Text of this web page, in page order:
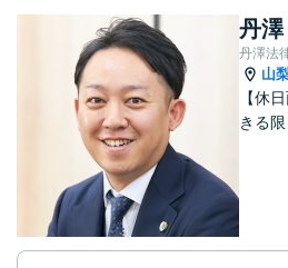
丹
丹澤法
山
【休
きる